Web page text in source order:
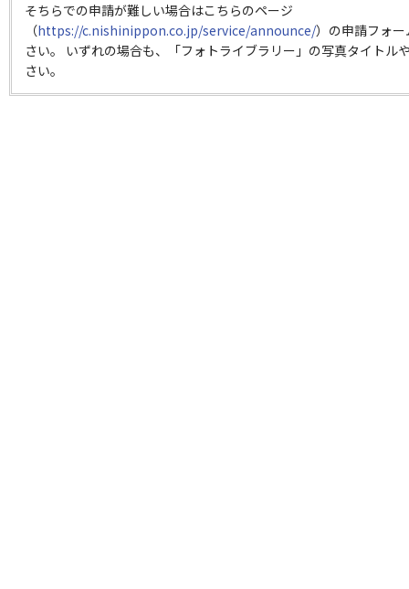
そちらでの申請が難しい場合はこちらのページ
（https://c.nishinippon.co.jp/service/announce/）の申請フォ
さい。 いずれの場合も、「フォトライブラリー」の写真タイトル
さい。